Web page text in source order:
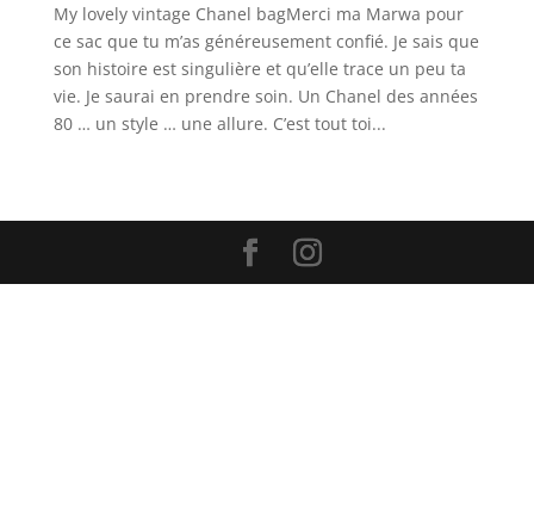
My lovely vintage Chanel bagMerci ma Marwa pour
ce sac que tu m’as généreusement confié. Je sais que
son histoire est singulière et qu’elle trace un peu ta
vie. Je saurai en prendre soin. Un Chanel des années
80 … un style … une allure. C’est tout toi...